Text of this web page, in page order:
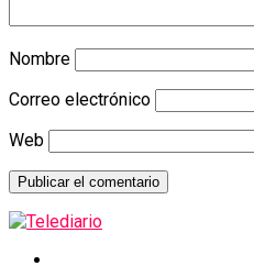
Nombre
Correo electrónico
Web